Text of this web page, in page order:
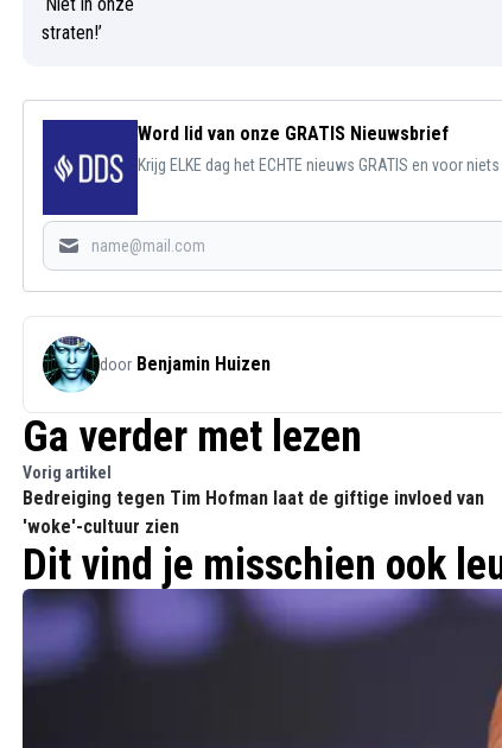
Word lid van onze GRATIS Nieuwsbrief
Krijg ELKE dag het ECHTE nieuws GRATIS en voor
door Benjamin Huizen
Ga verder met lezen
Vorig artikel
Bedreiging tegen Tim Hofman laat de giftige invloed van
'woke'-cultuur zien
Dit vind je misschien ook